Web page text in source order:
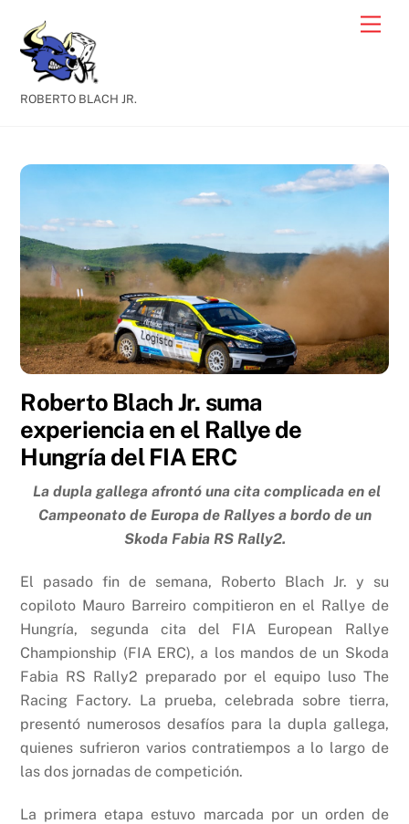
content
ROBERTO BLACH JR.
Roberto Blach Jr. suma
experiencia en el Rallye de
Hungría del FIA ERC
La dupla gallega afrontó una cita complicada en el
Campeonato de Europa de Rallyes a bordo de un
Skoda Fabia RS Rally2.
El pasado fin de semana, Roberto Blach Jr. y su
copiloto Mauro Barreiro compitieron en el Rallye de
Hungría, segunda cita del FIA European Rallye
Championship (FIA ERC), a los mandos de un Skoda
Fabia RS Rally2 preparado por el equipo luso The
Racing Factory. La prueba, celebrada sobre tierra,
presentó numerosos desafíos para la dupla gallega,
quienes sufrieron varios contratiempos a lo largo de
las dos jornadas de competición.
La primera etapa estuvo marcada por un orden de